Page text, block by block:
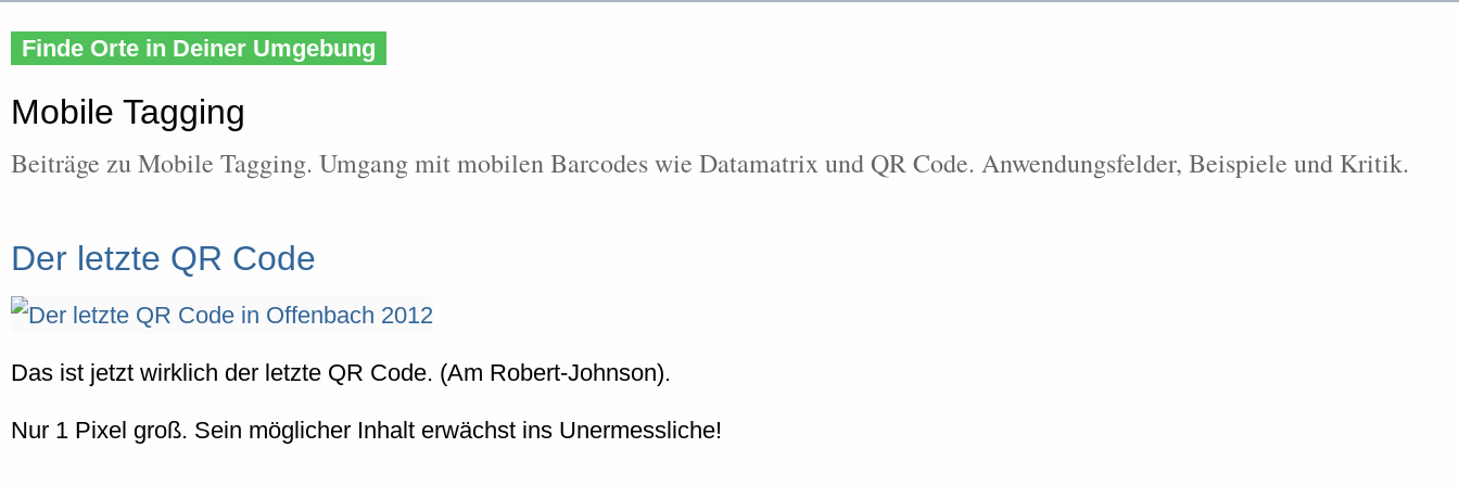
Finde Orte in Deiner Umgebung
Mobile Tagging
Beiträge zu Mobile Tagging. Umgang mit mobilen Barcodes wie Datamatrix und QR Code. Anwendungsfelder, Beispiele und Kritik.
Der letzte QR Code
Das ist jetzt wirklich der letzte QR Code. (Am Robert-Johnson).
Nur 1 Pixel groß. Sein möglicher Inhalt erwächst ins Unermessliche!